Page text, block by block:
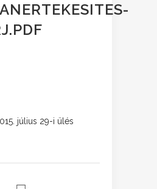
július 29-i ülés